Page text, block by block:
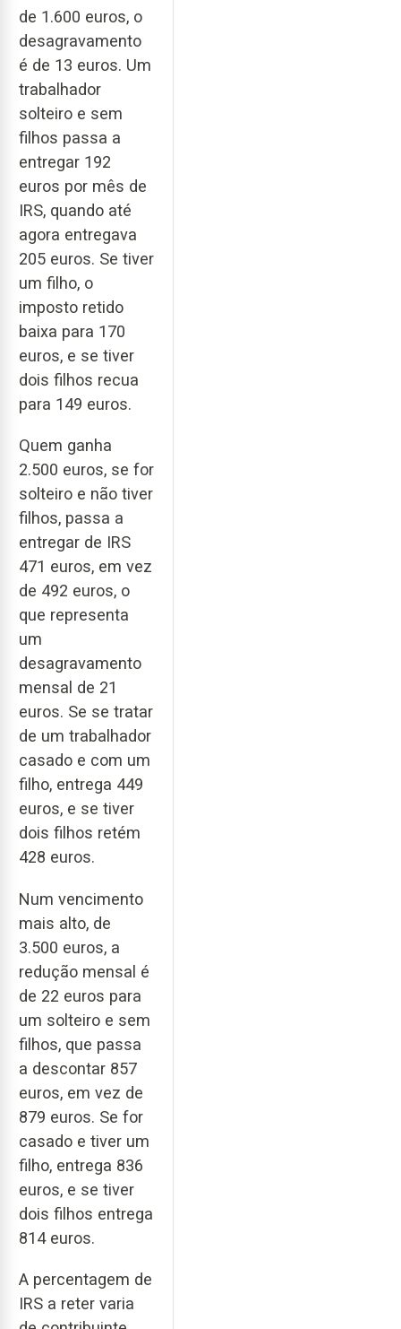
de 1.600 euros, o
desagravamento
é de 13 euros. Um
trabalhador
solteiro e sem
filhos passa a
entregar 192
euros por mês de
IRS, quando até
agora entregava
205 euros. Se tiver
um filho, o
imposto retido
baixa para 170
euros, e se tiver
dois filhos recua
para 149 euros.
Quem ganha
2.500 euros, se for
solteiro e não tiver
filhos, passa a
entregar de IRS
471 euros, em vez
de 492 euros, o
que representa
um
desagravamento
mensal de 21
euros. Se se tratar
de um trabalhador
casado e com um
filho, entrega 449
euros, e se tiver
dois filhos retém
428 euros.
Num vencimento
mais alto, de
3.500 euros, a
redução mensal é
de 22 euros para
um solteiro e sem
filhos, que passa
a descontar 857
euros, em vez de
879 euros. Se for
casado e tiver um
filho, entrega 836
euros, e se tiver
dois filhos entrega
814 euros.
A percentagem de
IRS a reter varia